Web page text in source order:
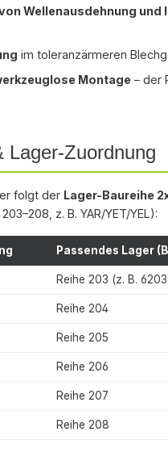
Wellenausdehnung
im toleranzärmeren
Montage – der
Lager-Zuordnung
folgt der Lager-Baureihe
z. B. YAR/YET/YEL):
Passendes Lager
Reihe 203 (z. B.
Reihe 204
Reihe 205
Reihe 206
Reihe 207
Reihe 208